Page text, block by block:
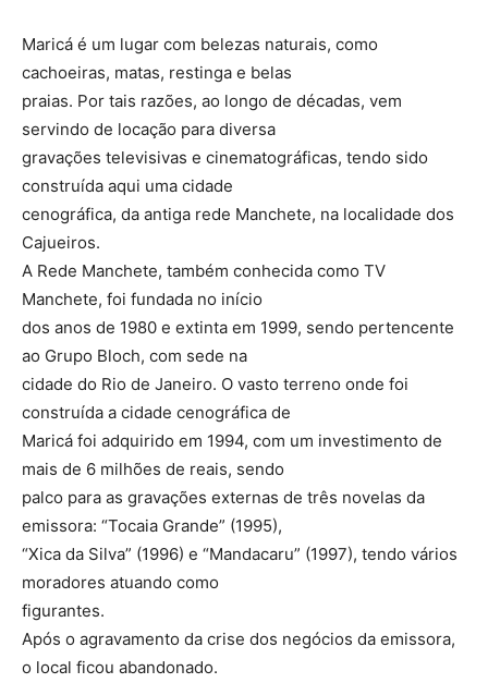
Maricá é um lugar com belezas naturais, como
cachoeiras, matas, restinga e belas
praias. Por tais razões, ao longo de décadas, vem
servindo de locação para diversa
gravações televisivas e cinematográficas, tendo sido
construída aqui uma cidade
cenográfica, da antiga rede Manchete, na localidade dos
Cajueiros.
A Rede Manchete, também conhecida como TV
Manchete, foi fundada no início
dos anos de 1980 e extinta em 1999, sendo pertencente
ao Grupo Bloch, com sede na
cidade do Rio de Janeiro. O vasto terreno onde foi
construída a cidade cenográfica de
Maricá foi adquirido em 1994, com um investimento de
mais de 6 milhões de reais, sendo
palco para as gravações externas de três novelas da
emissora: “Tocaia Grande” (1995),
“Xica da Silva” (1996) e “Mandacaru” (1997), tendo vários
moradores atuando como
figurantes.
Após o agravamento da crise dos negócios da emissora,
o local ficou abandonado.